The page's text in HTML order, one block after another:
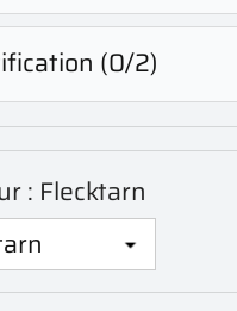
(0/2)
: Flecktarn